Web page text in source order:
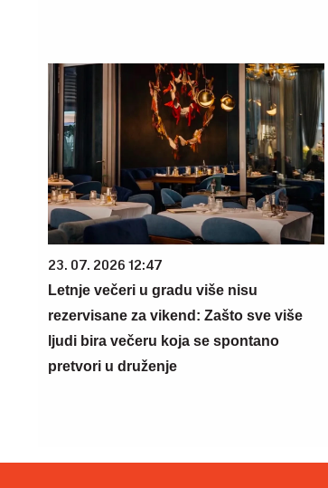
23. 07. 2026 12:47
Letnje večeri u gradu više nisu
rezervisane za vikend: Zašto sve više
ljudi bira večeru koja se spontano
pretvori u druženje